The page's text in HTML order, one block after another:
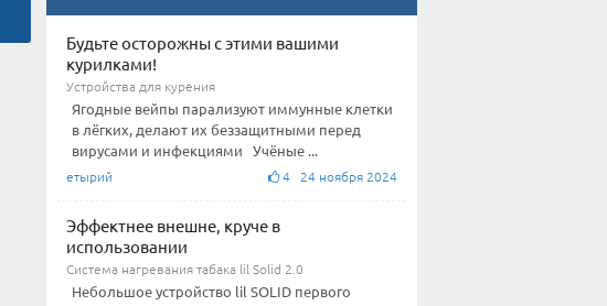
Будьте осторожны с этими вашими
курилками!
Устройства для курения
Ягодные вейпы парализуют иммунные клетки
в лёгких, делают их беззащитными перед
вирусами и инфекциями Учёные ...
етырий 4 24 ноября 2024
Эффектнее внешне, круче в
использовании
Система нагревания табака lil Solid 2.0
Небольшое устройство lil SOLID первого